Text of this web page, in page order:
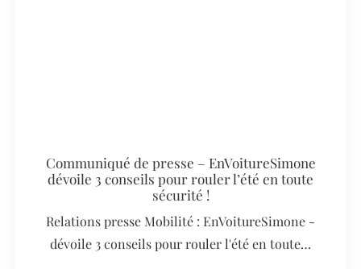
Communiqué de presse – EnVoitureSimone
dévoile 3 conseils pour rouler l’été en toute
sécurité !
Relations presse Mobilité : EnVoitureSimone -
dévoile 3 conseils pour rouler l'été en toute…